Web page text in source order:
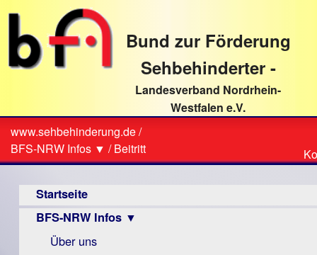
direkt
Textinhalt
Bund zur Förderung
Sehbehinderter -
Landesverband Nordrhein-
Westfalen e.V.
Sie
sind
hier
www.sehbehinderung.de/
BFS-NRW Infos ▼ /Beitritt
Startseite
BFS-NRW Infos ▼
Über uns